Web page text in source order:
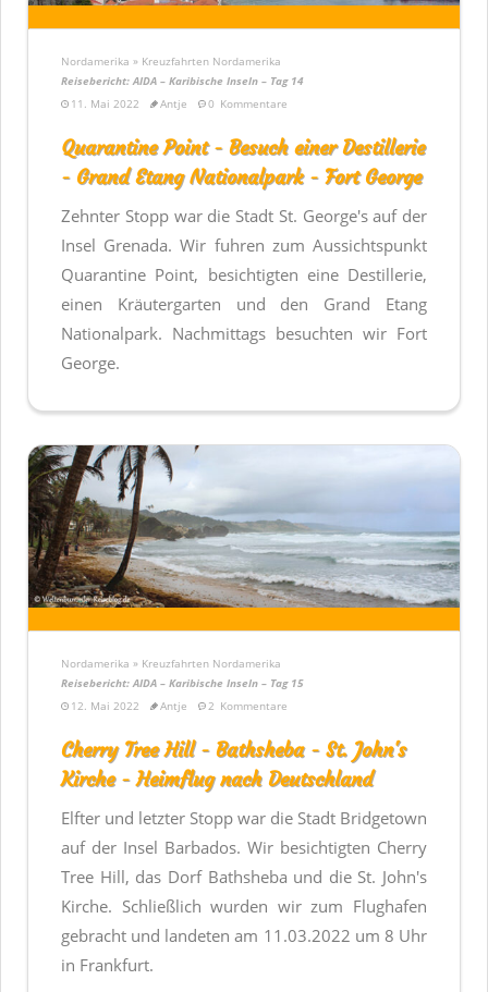
Nordamerika » Kreuzfahrten Nordamerika
Reisebericht: AIDA – Karibische Inseln – Tag 14
11. Mai 2022
Antje 0 Kommentare
Quarantine Point - Besuch einer Destillerie
- Grand Etang Nationalpark - Fort George
Zehnter Stopp war die Stadt St. George's auf der
Insel Grenada. Wir fuhren zum Aussichtspunkt
Quarantine Point, besichtigten eine Destillerie,
einen Kräutergarten und den Grand Etang
Nationalpark. Nachmittags besuchten wir Fort
George.
Nordamerika » Kreuzfahrten Nordamerika
Reisebericht: AIDA – Karibische Inseln – Tag 15
12. Mai 2022
Antje 2 Kommentare
Cherry Tree Hill - Bathsheba - St. John's
Kirche - Heimflug nach Deutschland
Elfter und letzter Stopp war die Stadt Bridgetown
auf der Insel Barbados. Wir besichtigten Cherry
Tree Hill, das Dorf Bathsheba und die St. John's
Kirche. Schließlich wurden wir zum Flughafen
gebracht und landeten am 11.03.2022 um 8 Uhr
in Frankfurt.